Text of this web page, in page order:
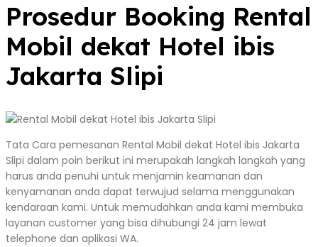
Prosedur Booking Rental
Mobil dekat Hotel ibis
Jakarta Slipi
Tata Cara pemesanan Rental Mobil dekat Hotel ibis Jakarta
Slipi dalam poin berikut ini merupakah langkah langkah yang
harus anda penuhi untuk menjamin keamanan dan
kenyamanan anda dapat terwujud selama menggunakan
kendaraan kami. Untuk memudahkan anda kami membuka
layanan customer yang bisa dihubungi 24 jam lewat
telephone dan aplikasi WA.